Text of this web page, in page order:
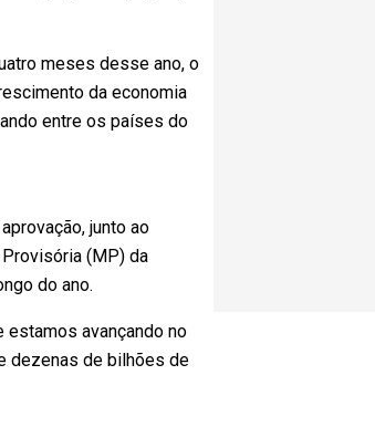
meses desse ano, o
da economia
entre os países do
junto ao
(MP) da
do ano.
estamos avançando no
dezenas de bilhões de